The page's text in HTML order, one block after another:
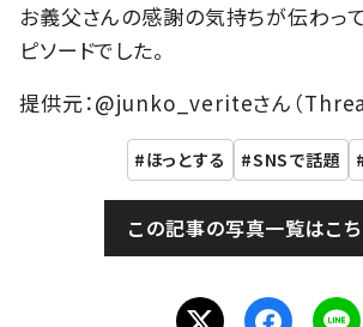
お義父さんの感謝の気持ちが伝わっ
ピソードでした。
提供元：@junko_veriteさん（
ほっとする SNSで話題
この記事の写真一覧はこ